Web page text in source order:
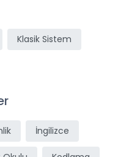
Klasik Sistem
İngilizce